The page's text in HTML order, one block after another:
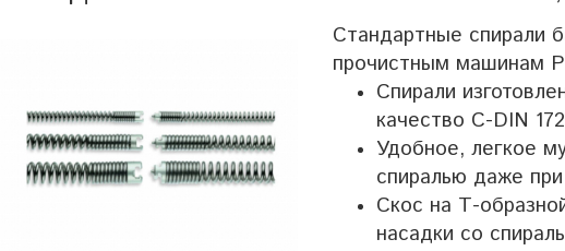
Стандартные спирали
прочистным машинам
Спирали
качество C-DIN
Удобное, легкое
спиралью даже
Скос на Т-
насадки со